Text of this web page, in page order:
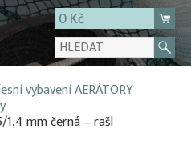
0 Kč
vybavení AERÁTORY
mm černá – rašl